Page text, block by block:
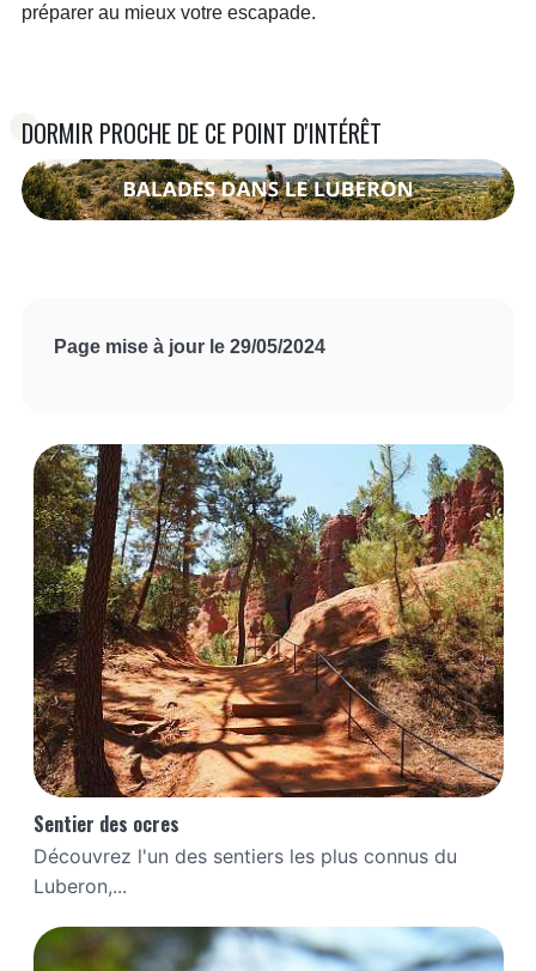
préparer au mieux votre escapade.
DORMIR PROCHE DE CE POINT D'INTÉRÊT
Page mise à jour le 29/05/2024
Sentier des ocres
Découvrez l'un des sentiers les plus connus du
Luberon,...